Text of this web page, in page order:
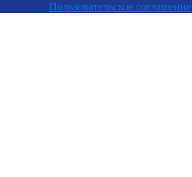
Пользовательское соглашение